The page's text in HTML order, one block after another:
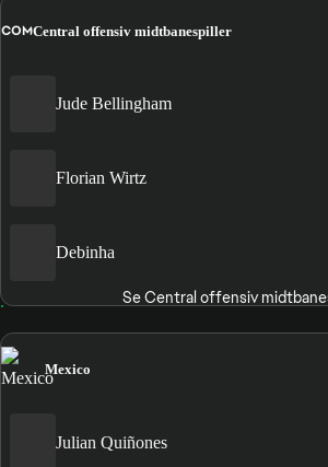
COMCentral offensiv midtbanespiller
Jude Bellingham
Florian Wirtz
Debinha
Se Central offensiv
Mexico
Julian Quiñones